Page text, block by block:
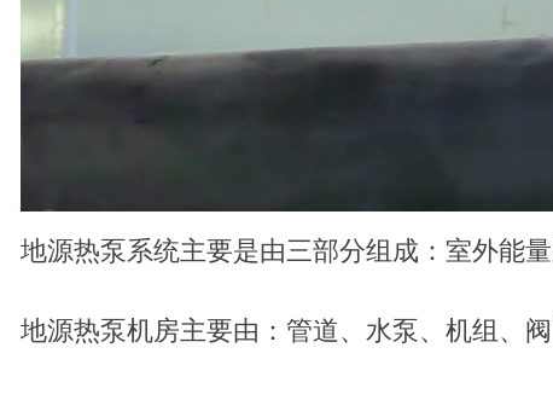
地源热泵系统主要是由三部分组成：室外能
地源热泵机房主要由：管道、水泵、机组、